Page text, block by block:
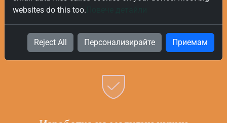
безплатна доставка на всички поръчки, независимо от
тяхната стойност. Нашата цел е да ви предоставим
най-добрите продукти за вашата кухня възможно най-
бързо и безпроблемно.
websites do this too.
Reject All Персонализирайте Приемам